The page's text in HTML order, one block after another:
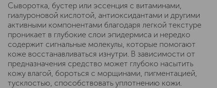
Сыворотка, бустер или эссенция с витаминами,
гиалуроновой кислотой, антиоксидантами и другими
активными компонентами благодаря легкой текстуре
проникает в глубокие слои эпидермиса и нередко
содержит сигнальные молекулы, которые помогают
коже восстанавливаться изнутри. В зависимости от
предназначения средство может глубоко насытить
кожу влагой, бороться с морщинами, пигментацией,
тусклостью, способствовать уплотнению кожи.